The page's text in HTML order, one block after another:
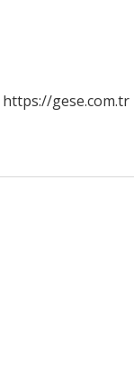
https://gese.com.tr